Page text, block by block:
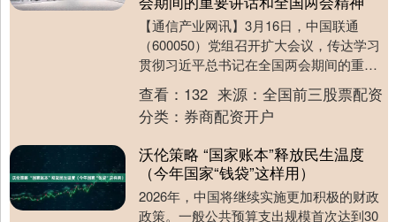
【通信产业网讯】3月16日，中国联通
（600050）党组召开扩大会议，传达学习
贯彻习近平总书记在全国两会期间的重要
讲话精神和全国两会精神，结合公司实际
研究部署贯....
查看： 132 来源： 全国前三股票配资
分类： 券商配资开户
沃伦策略 “国家账本”释放民生温度
（今年国家“钱袋”这样用）
2026年，中国将继续实施更加积极的财政
政策。一般公共预算支出规模首次达到30